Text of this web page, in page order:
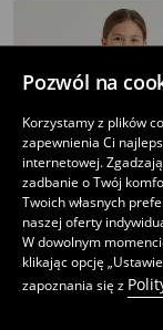
Pozwól na
Korzystamy z plików
zapewnienia Ci
internetowej.
zadbanie o Twój
Twoich własnych
naszej oferty
W dowolnym
klikając opcję
zapoznania się z